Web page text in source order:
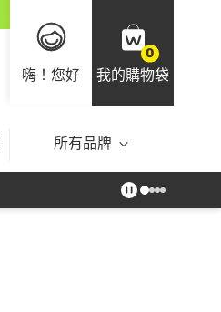
嗨！您好
0
我的購物袋
所有品牌